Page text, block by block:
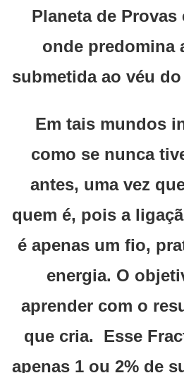
Planeta de Provas
onde predomina
submetida ao véu
Em tais mundos
como se nunca
antes, uma vez
quem é, pois a
é apenas um fio,
energia. O
aprender com o
que cria. Esse
apenas 1 ou 2% de